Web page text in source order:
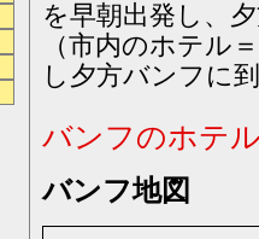
を早朝出発し、
（市内のホテル
し夕方バンフに
バンフのホテ
バンフ地図